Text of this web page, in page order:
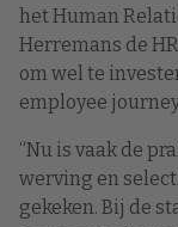
het Human
Herremans de
om wel te
employee
“Nu is vaak de
werving en
gekeken. Bij de